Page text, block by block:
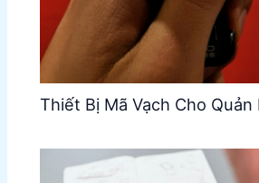
Thiết Bị Mã Vạch Cho Quản